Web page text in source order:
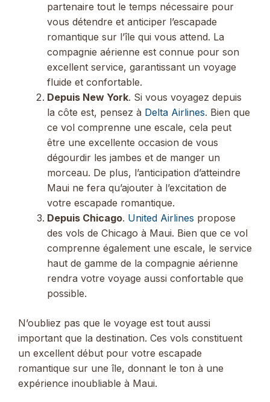
partenaire tout le temps nécessaire pour
vous détendre et anticiper l’escapade
romantique sur l’île qui vous attend. La
compagnie aérienne est connue pour son
excellent service, garantissant un voyage
fluide et confortable.
Depuis New York. Si vous voyagez depuis
la côte est, pensez à Delta Airlines. Bien que
ce vol comprenne une escale, cela peut
être une excellente occasion de vous
dégourdir les jambes et de manger un
morceau. De plus, l’anticipation d’atteindre
Maui ne fera qu’ajouter à l’excitation de
votre escapade romantique.
Depuis Chicago. United Airlines propose
des vols de Chicago à Maui. Bien que ce vol
comprenne également une escale, le service
haut de gamme de la compagnie aérienne
rendra votre voyage aussi confortable que
possible.
N’oubliez pas que le voyage est tout aussi
important que la destination. Ces vols constituent
un excellent début pour votre escapade
romantique sur une île, donnant le ton à une
expérience inoubliable à Maui.